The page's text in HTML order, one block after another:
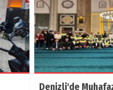
Denizli'de